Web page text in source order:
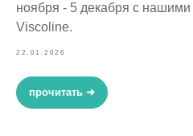
ноября - 5 декабря с
Viscoline.
22.01.2026
прочитать ➜